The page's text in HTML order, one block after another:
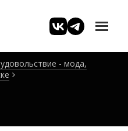
- мода,